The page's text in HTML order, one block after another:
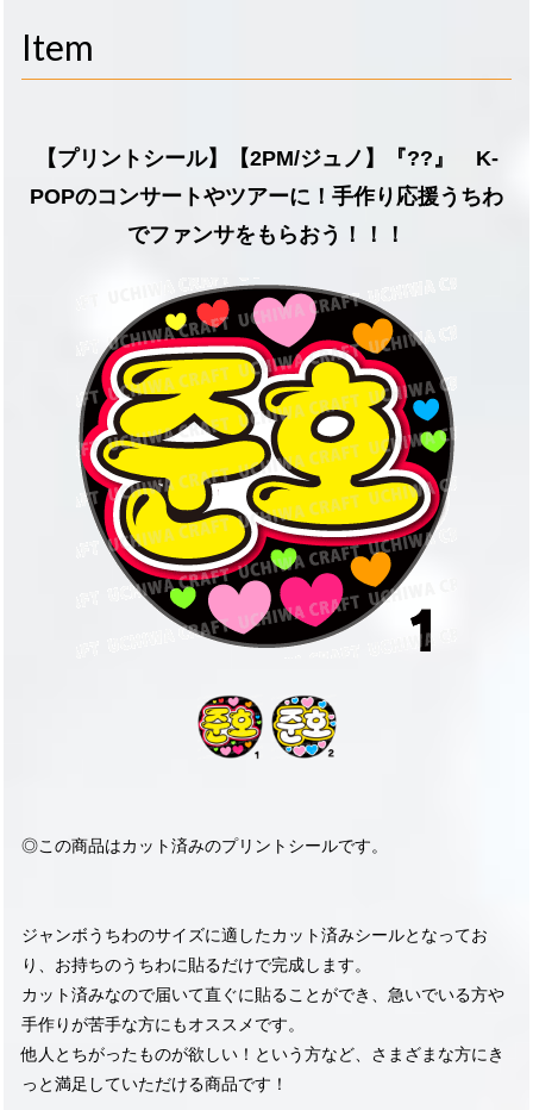
Item
【プリントシール】【2PM/ジュノ】『??』 K-
POPのコンサートやツアーに！手作り応援うちわ
でファンサをもらおう！！！
◎この商品はカット済みのプリントシールです。
ジャンボうちわのサイズに適したカット済みシールとなってお
り、お持ちのうちわに貼るだけで完成します。
カット済みなので届いて直ぐに貼ることができ、急いでいる方や
手作りが苦手な方にもオススメです。
他人とちがったものが欲しい！という方など、さまざまな方にき
っと満足していただける商品です！